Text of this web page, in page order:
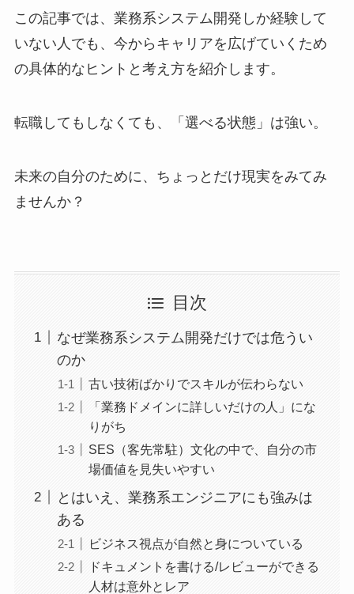
この記事では、業務系システム開発しか経験して
いない人でも、今からキャリアを広げていくため
の具体的なヒントと考え方を紹介します。
転職してもしなくても、「選べる状態」は強い。
未来の自分のために、ちょっとだけ現実をみてみ
ませんか？
目次
なぜ業務系システム開発だけでは危うい
のか
古い技術ばかりでスキルが伝わらない
「業務ドメインに詳しいだけの人」にな
りがち
SES（客先常駐）文化の中で、自分の市
場価値を見失いやすい
とはいえ、業務系エンジニアにも強みは
ある
ビジネス視点が自然と身についている
ドキュメントを書ける/レビューができる
人材は意外とレア